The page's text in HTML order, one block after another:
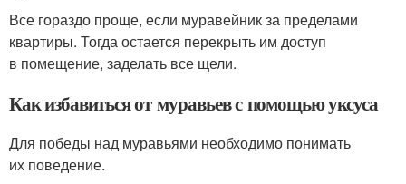
Все гораздо проще, если муравейник за пределами
квартиры. Тогда остается перекрыть им доступ
в помещение, заделать все щели.
Как избавиться от муравьев с помощью уксуса
Для победы над муравьями необходимо понимать
их поведение.